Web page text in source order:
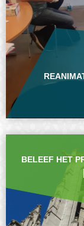
BELEEF HET